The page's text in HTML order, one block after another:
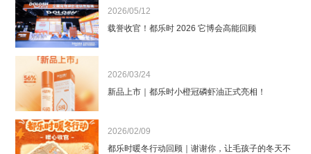
2026/05/12
载誉收官！都乐时 2026 它博会高能回顾
2026/03/24
新品上市｜都乐时小橙冠磷虾油正式亮相！
2026/02/09
都乐时暖冬行动回顾｜谢谢你，让毛孩子的冬天不